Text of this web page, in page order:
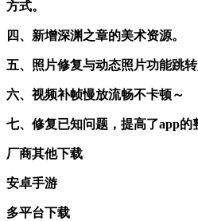
方式。
四、新增深渊之章的美术资源。
五、照片修复与动态照片功能跳
六、视频补帧慢放流畅不卡顿～
七、修复已知问题，提高了app的
厂商其他下载
安卓手游
多平台下载